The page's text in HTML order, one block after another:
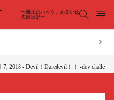
〜魔王のハック、あるいは
失敗日記〜
7, 2018 - Devil！Daredevil！！ -dev